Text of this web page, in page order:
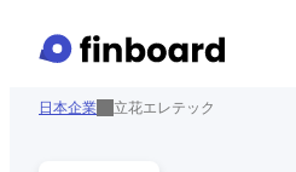
日本企業 立花エレテック